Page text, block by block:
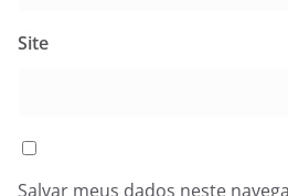
Site
Salvar meus dados neste